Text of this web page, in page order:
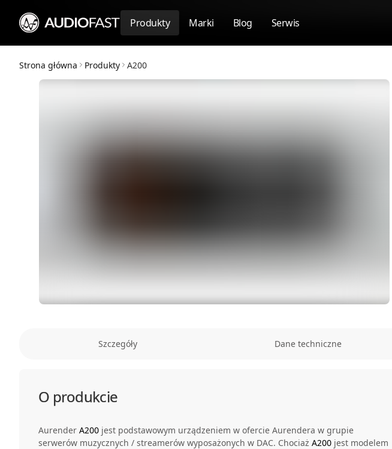
Produkty Marki Blog Serwis
Strona główna Produkty
A200
Szczegóły Dane techniczne
O produkcie
Aurender A200 jest podstawowym urządzeniem w ofercie Aurendera w grupie
serwerów muzycznych / streamerów wyposażonych w DAC. Chociaż A200 jest modelem